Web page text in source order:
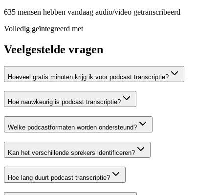
635 mensen hebben vandaag audio/video getranscribeerd
Volledig geïntegreerd met
Veelgestelde vragen
Hoeveel gratis minuten krijg ik voor podcast transcriptie?
Hoe nauwkeurig is podcast transcriptie?
Welke podcastformaten worden ondersteund?
Kan het verschillende sprekers identificeren?
Hoe lang duurt podcast transcriptie?